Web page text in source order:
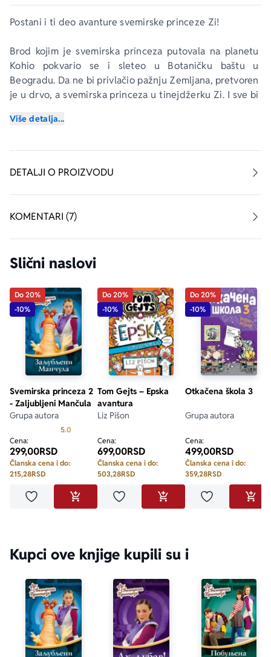
Postani i ti deo avanture svemirske princeze Zi!
Brod kojim je svemirska princeza putovala na planetu
Kohio pokvario se i sleteo u Botaničku baštu u
Beogradu. Da ne bi privlačio pažnju Zemljana, pretvoren
je u drvo, a svemirska princeza u tinejdžerku Zi. I sve bi
Ameba, zaljubljenik u biologiju, nije popeo na to drvo i
ljubimac, koji ima razloge zbog kojih ne želi da se
otkloni kvar na brodu.
Po ideji Siniše Đokića
Više detalja...
DETALJI O PROIZVODU
KOMENTARI (7)
Slični naslovi
Do 20%
-10%
Svemirska princeza 2
- Zaljubljeni Mančula
Grupa autora
5.0
Cena:
299,00RSD
Članska cena i do:
215,28RSD
Dodaj u omiljeneDODAJ U KORPU
Do 20%
-10%
Tom Gejts – Epska
avantura
Liz Pišon
Cena:
699,00RSD
Članska cena i do:
503,28RSD
Dodaj u omiljeneDODAJ U KORPU
Do 20%
-10%
Otkačena škola 3
Grupa autora
Cena:
499,00RSD
Članska cena i do:
359,28RSD
Dodaj u
Kupci ove knjige kupili su i